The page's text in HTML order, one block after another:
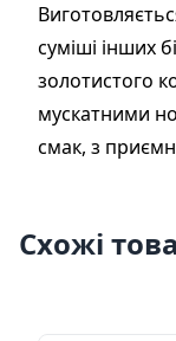
суміші інших
золотистого
мускатними
смак, з
Схожі